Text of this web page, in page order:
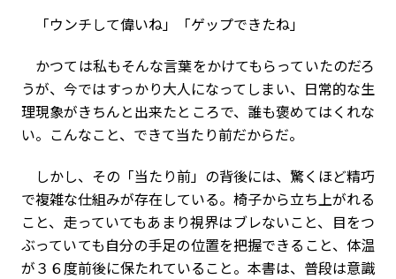
「ウンチして偉いね」「ゲップできたね」
かつては私もそんな言葉をかけてもらっていたのだろ
うが、今ではすっかり大人になってしまい、日常的な生
理現象がきちんと出来たところで、誰も褒めてはくれな
い。こんなこと、できて当たり前だからだ。
しかし、その「当たり前」の背後には、驚くほど精巧
で複雑な仕組みが存在している。椅子から立ち上がれる
こと、走っていてもあまり視界はブレないこと、目をつ
ぶっていても自分の手足の位置を把握できること、体温
が３６度前後に保たれていること。本書は、普段は意識